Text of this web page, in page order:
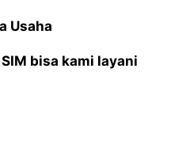
Usaha
bisa kami layani